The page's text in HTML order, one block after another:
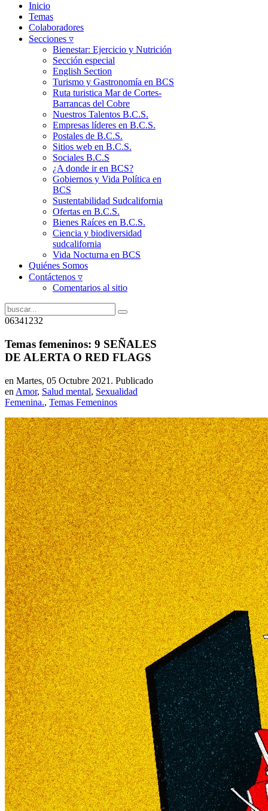
Inicio
Temas
Colaboradores
Secciones ▿
Bienestar: Ejercicio y Nutrición
Sección especial
English Section
Turismo y Gastronomía en BCS
Ruta turistica Mar de Cortes-
Barrancas del Cobre
Nuestros Talentos B.C.S.
Empresas líderes en B.C.S.
Postales de B.C.S.
Sitios web en B.C.S.
Sociales B.C.S
¿A donde ir en BCS?
Gobiernos y Vida Política en
BCS
Sustentabilidad Sudcalifornia
Ofertas en B.C.S.
Bienes Raíces en B.C.S.
Ciencia y biodiversidad
sudcalifornia
Vida Nocturna en BCS
Quiénes Somos
Contáctenos ▿
Comentarios al sitio
06341232
Temas femeninos: 9 SEÑALES
DE ALERTA O RED FLAGS
en Martes, 05 Octubre 2021. Publicado
en Amor, Salud mental, Sexualidad
Femenina., Temas Femeninos